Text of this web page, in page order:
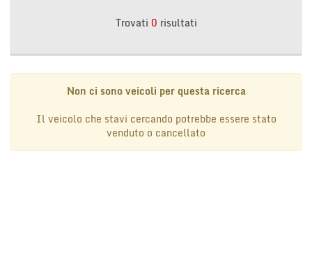
Trovati 0 risultati
Non ci sono veicoli per questa ricerca
Il veicolo che stavi cercando potrebbe essere stato
venduto o cancellato
Cookie necessari